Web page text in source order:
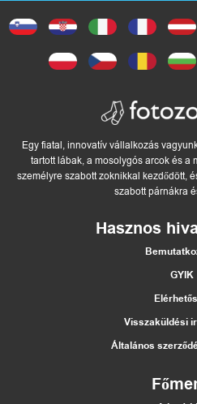
Egy fiatal, innovatív vállalkozás
tartott lábak, a mosolygós arcok és a
személyre szabott zoknikkal kezdődött,
szabott párnákra
Hasznos
GYIK
Visszaküldési
Általános